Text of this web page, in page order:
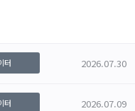
터 2026.07.30
터 2026.07.09